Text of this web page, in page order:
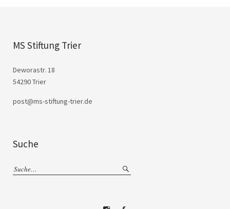
MS Stiftung Trier
Deworastr. 18
54290 Trier
post@ms-stiftung-trier.de
Suche